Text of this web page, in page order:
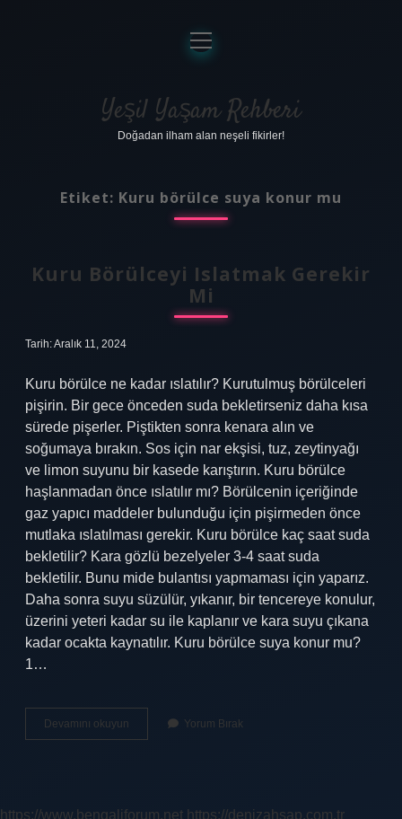
Anasayfa
Gizlilik Politikası
Yasal Uyarı
menüyü
aç
Yeşil Yaşam Rehberi
Doğadan ilham alan neşeli fikirler!
Etiket: Kuru börülce suya konur mu
Kuru Börülceyi Islatmak Gerekir
Mi
Tarih: Aralık 11, 2024
Kuru börülce ne kadar ıslatılır? Kurutulmuş börülceleri
pişirin. Bir gece önceden suda bekletirseniz daha kısa
sürede pişerler. Piştikten sonra kenara alın ve
soğumaya bırakın. Sos için nar ekşisi, tuz, zeytinyağı
ve limon suyunu bir kasede karıştırın. Kuru börülce
haşlanmadan önce ıslatılır mı? Börülcenin içeriğinde
gaz yapıcı maddeler bulunduğu için pişirmeden önce
mutlaka ıslatılması gerekir. Kuru börülce kaç saat suda
bekletilir? Kara gözlü bezelyeler 3-4 saat suda
bekletilir. Bunu mide bulantısı yapmaması için yaparız.
Daha sonra suyu süzülür, yıkanır, bir tencereye konulur,
üzerini yeteri kadar su ile kaplanır ve kara suyu çıkana
kadar ocakta kaynatılır. Kuru börülce suya konur mu?
1…
Devamını okuyun
Börülceyi
Yorum Bırak
https://www.bengaliforum.net https://denizahsap.com.tr